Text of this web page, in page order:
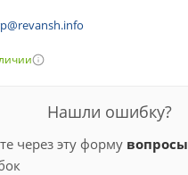
Нашли ошибку?
через эту форму вопросы